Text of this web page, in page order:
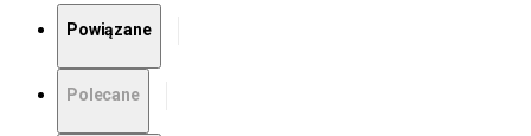
Powiązane
Polecane